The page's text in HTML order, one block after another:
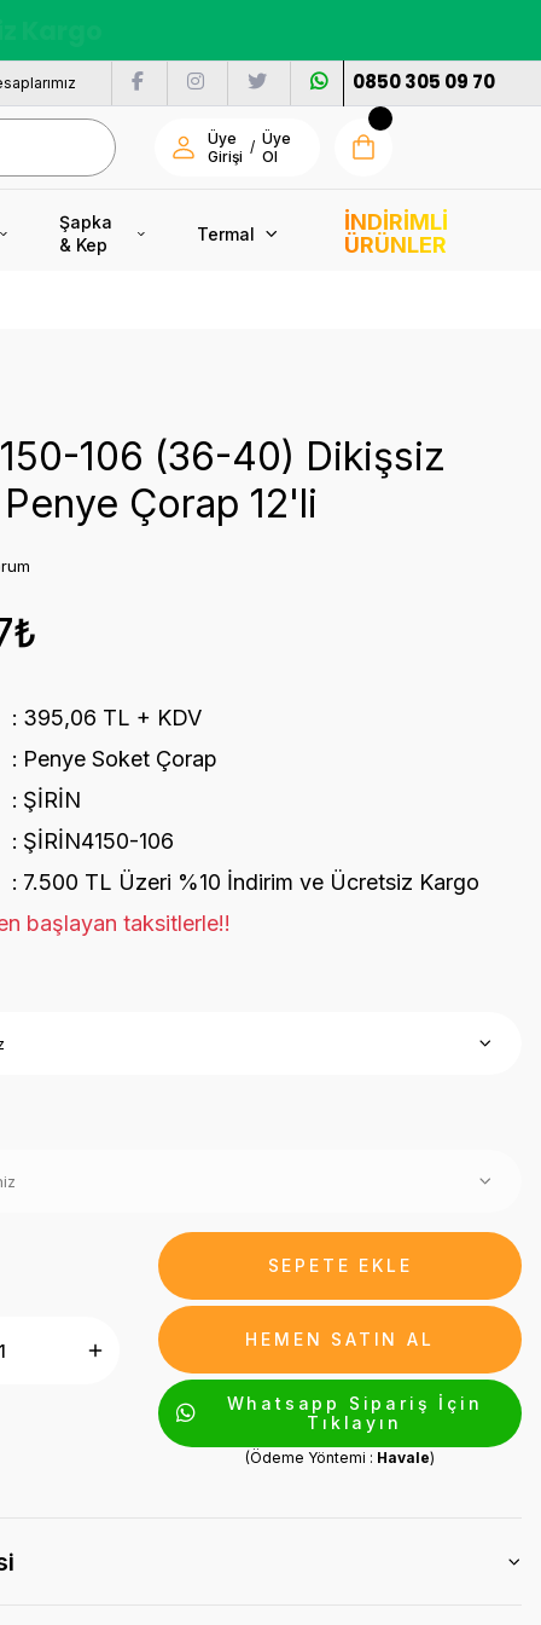
0850 305 09 70
Üye
Girişi
/ Üye
Ol
Şapka
& Kep
Termal
İNDİRİMLİ
ÜRÜNLER
106 (36-40) Dikişsiz
Çorap 12'li
395,06 TL + KDV
Penye Soket Çorap
ŞİRİN
ŞİRİN4150-106
7.500 TL Üzeri %10 İndirim ve Ücretsiz Kargo
başlayan taksitlerle!!
SEPETE EKLE
HEMEN SATIN AL
Whatsapp Sipariş İçin
Tıklayın
(Ödeme Yöntemi : Havale)